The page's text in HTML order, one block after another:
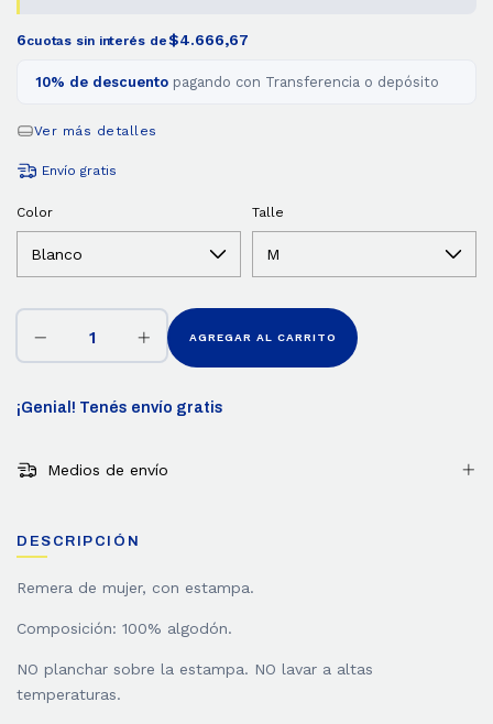
6cuotas sin interés de$4.666,67
10% de descuento pagando con Transferencia o depósito
Ver más detalles
Envío gratis
Color Talle
¡Genial! Tenés envío gratis
Medios de envío
DESCRIPCIÓN
Remera de mujer, con estampa.
Composición: 100% algodón.
NO planchar sobre la estampa. NO lavar a altas
temperaturas.